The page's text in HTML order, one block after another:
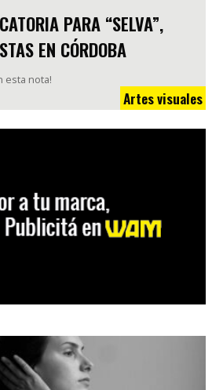
PARA “SELVA”,
EN CÓRDOBA
esta nota!
Artes visuales